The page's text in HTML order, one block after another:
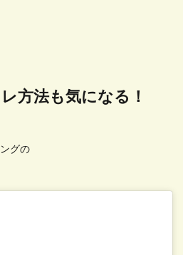
方法も気になる！
グの